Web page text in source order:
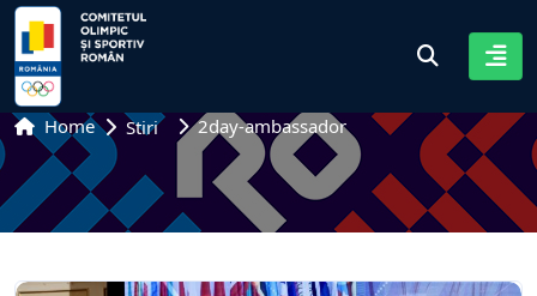
Home Stiri 2day-ambassador